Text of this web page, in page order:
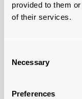
provided to them
of their services.
Selection
Necessary
Preferences
carga de
operación